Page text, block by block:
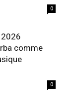
0
2026
comme
0